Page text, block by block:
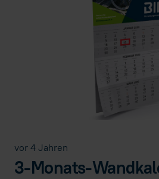
vor 4 Jahren
3-Monats-